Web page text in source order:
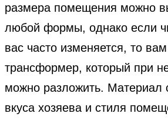
размера помещения можно
любой формы, однако если
вас часто изменяется, то
трансформер, который при
можно разложить. Материал
вкуса хозяева и стиля